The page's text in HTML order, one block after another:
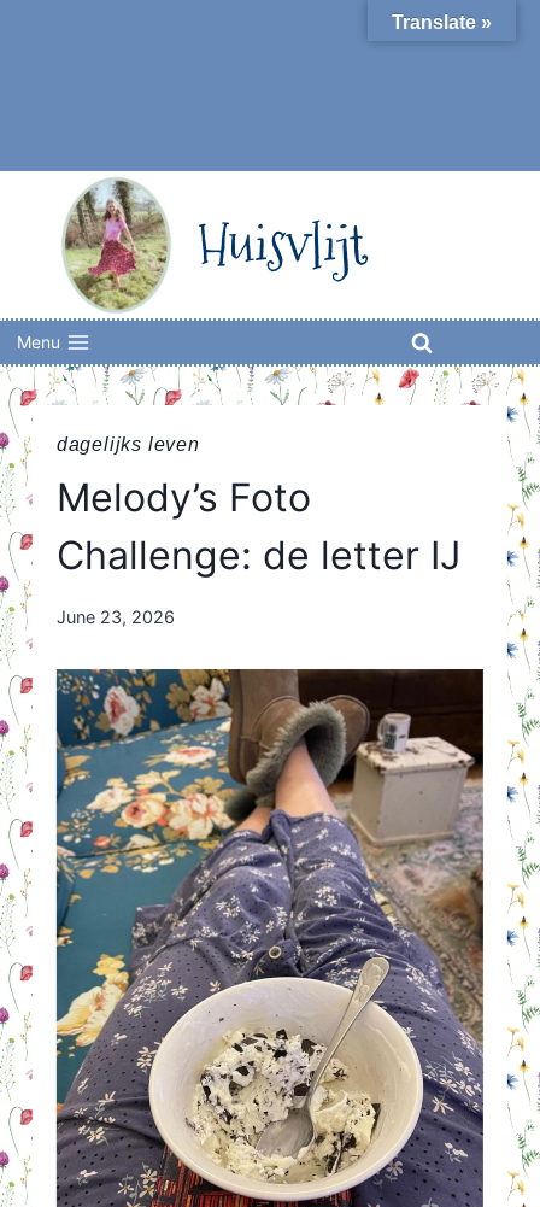
Huisvlijt
Menu
dagelijks leven
Melody’s Foto
Challenge: de letter IJ
By
Orriëns
June 23, 2026
Translate »